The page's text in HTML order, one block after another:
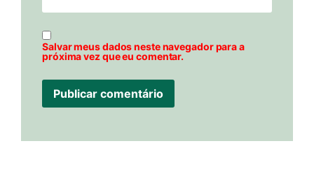
Salvar meus dados neste navegador para a
próxima vez que eu comentar.